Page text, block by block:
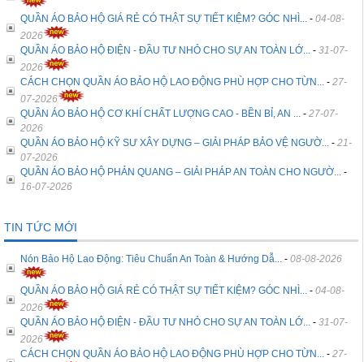
QUẦN ÁO BẢO HỘ GIÁ RẺ CÓ THẬT SỰ TIẾT KIỆM? GÓC NHÌ... - 04-08-
2026
QUẦN ÁO BẢO HỘ ĐIỆN - ĐẦU TƯ NHỎ CHO SỰ AN TOÀN LỚ...
- 31-07-
2026
CÁCH CHỌN QUẦN ÁO BẢO HỘ LAO ĐỘNG PHÙ HỢP CHO TỪN...
- 27-
07-2026
QUẦN ÁO BẢO HỘ CƠ KHÍ CHẤT LƯỢNG CAO - BỀN BỈ, AN ...
- 27-07-
2026
QUẦN ÁO BẢO HỘ KỸ SƯ XÂY DỰNG – GIẢI PHÁP BẢO VỆ NGƯỜ...
- 21-
07-2026
QUẦN ÁO BẢO HỘ PHẢN QUANG – GIẢI PHÁP AN TOÀN CHO NGƯỜ...
-
16-07-2026
TIN TỨC MỚI
Nón Bảo Hộ Lao Động: Tiêu Chuẩn An Toàn & Hướng Dẫ... - 08-08-2026
QUẦN ÁO BẢO HỘ GIÁ RẺ CÓ THẬT SỰ TIẾT KIỆM? GÓC NHÌ... - 04-08-
2026
QUẦN ÁO BẢO HỘ ĐIỆN - ĐẦU TƯ NHỎ CHO SỰ AN TOÀN LỚ...
- 31-07-
2026
CÁCH CHỌN QUẦN ÁO BẢO HỘ LAO ĐỘNG PHÙ HỢP CHO TỪN...
- 27-